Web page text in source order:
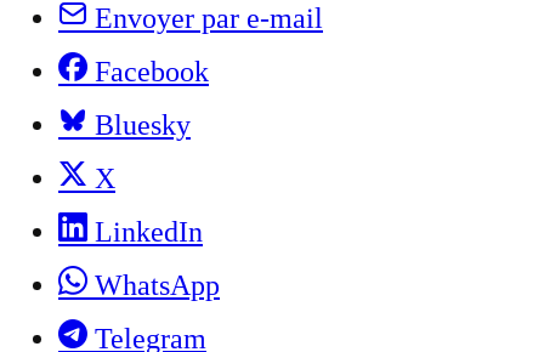
Envoyer par e-mail
Facebook
Bluesky
X
LinkedIn
WhatsApp
Telegram